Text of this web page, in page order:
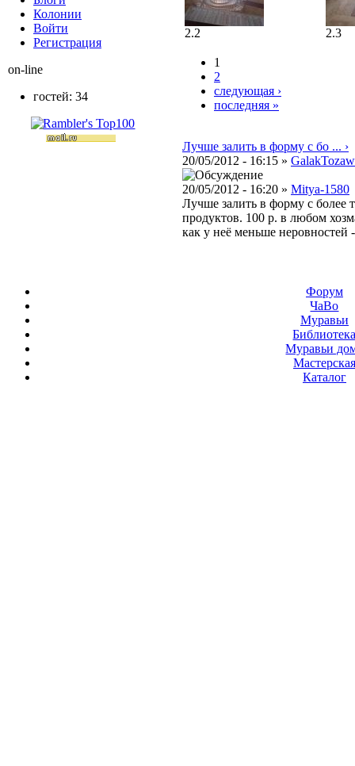
2.2 2.3
1
2
следующая ›
последняя »
Лучше залить в форму с бо ... ›
20/05/2012 - 16:15 »
20/05/2012 - 16:20 » Mitya-1580
Лучше залить в форму с более
продуктов. 100 р. в любом
как у неё меньше неровностей
Колонии
Войти
Peгиcтpaция
on-line
гостей: 34
Форум
ЧаВо
Муравьи
Муравьи
Мастерская
Каталог